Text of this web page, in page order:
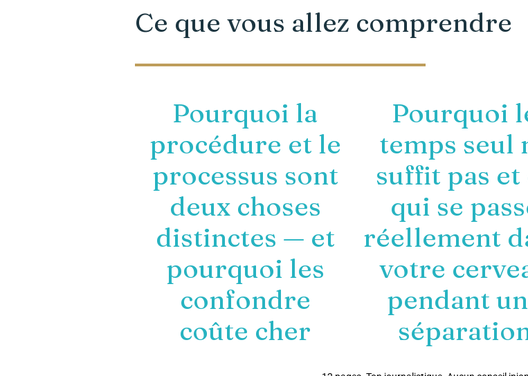
Ce que vous allez comprendre
Pourquoi la
procédure et le
processus sont
deux choses
distinctes — et
pourquoi les
confondre
coûte cher
Pourquoi
temps seul
suffit pas et
qui se
réellement
votre
pendant